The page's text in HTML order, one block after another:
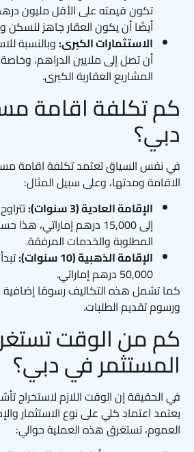
تكون قيمته على الأقل مليون
أيضًا أن يكون العقار جاهز للسكن
الاستثمارات الكبرى:وبالنسبة
أن تصل إلى ملايين الدراهم،
المشاريع العقارية الكبرى.
كم تكلفة اقامة
دبي؟
في نفس السياق تعتمد تكلفة اقامة
الاقامة ومدتها، وعلى سبيل المثال:
الإقامة العادية (3 سنوات):
إلى 15,000 درهم إماراتي،
المطلوبة والخدمات المرفقة.
الإقامة الذهبية (10 سنوات):
50,000 درهم إماراتي.
كما تشمل هذه التكاليف رسومًا إضافية
ورسوم تقديم الطلبات.
كم من الوقت
المستثمر في دبي؟
في الحقيقة إن الوقت اللازم لاستخراج
يعتمد اعتماد كلي على نوع الاستثمار
العموم، تستغرق هذه العملية حوالي: